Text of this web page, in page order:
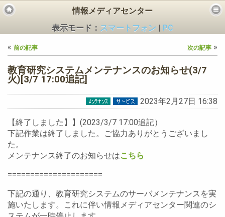
情報メディアセンター
表示モード： スマートフォン
PC
« 前の記事 次の記事 »
教育研究システムメンテナンスのお知らせ(3/7
火)[3/7 17:00追記]
2023年2月27日 16:38
【終了しました】】(2023/3/7 17:00追記）
下記作業は終了しました。ご協力ありがとうございまし
た。
メンテナンス終了のお知らせはこちら
=====================
下記の通り、教育研究システムのサーバメンテナンスを実
施いたします。これに伴い情報メディアセンター関連のシ